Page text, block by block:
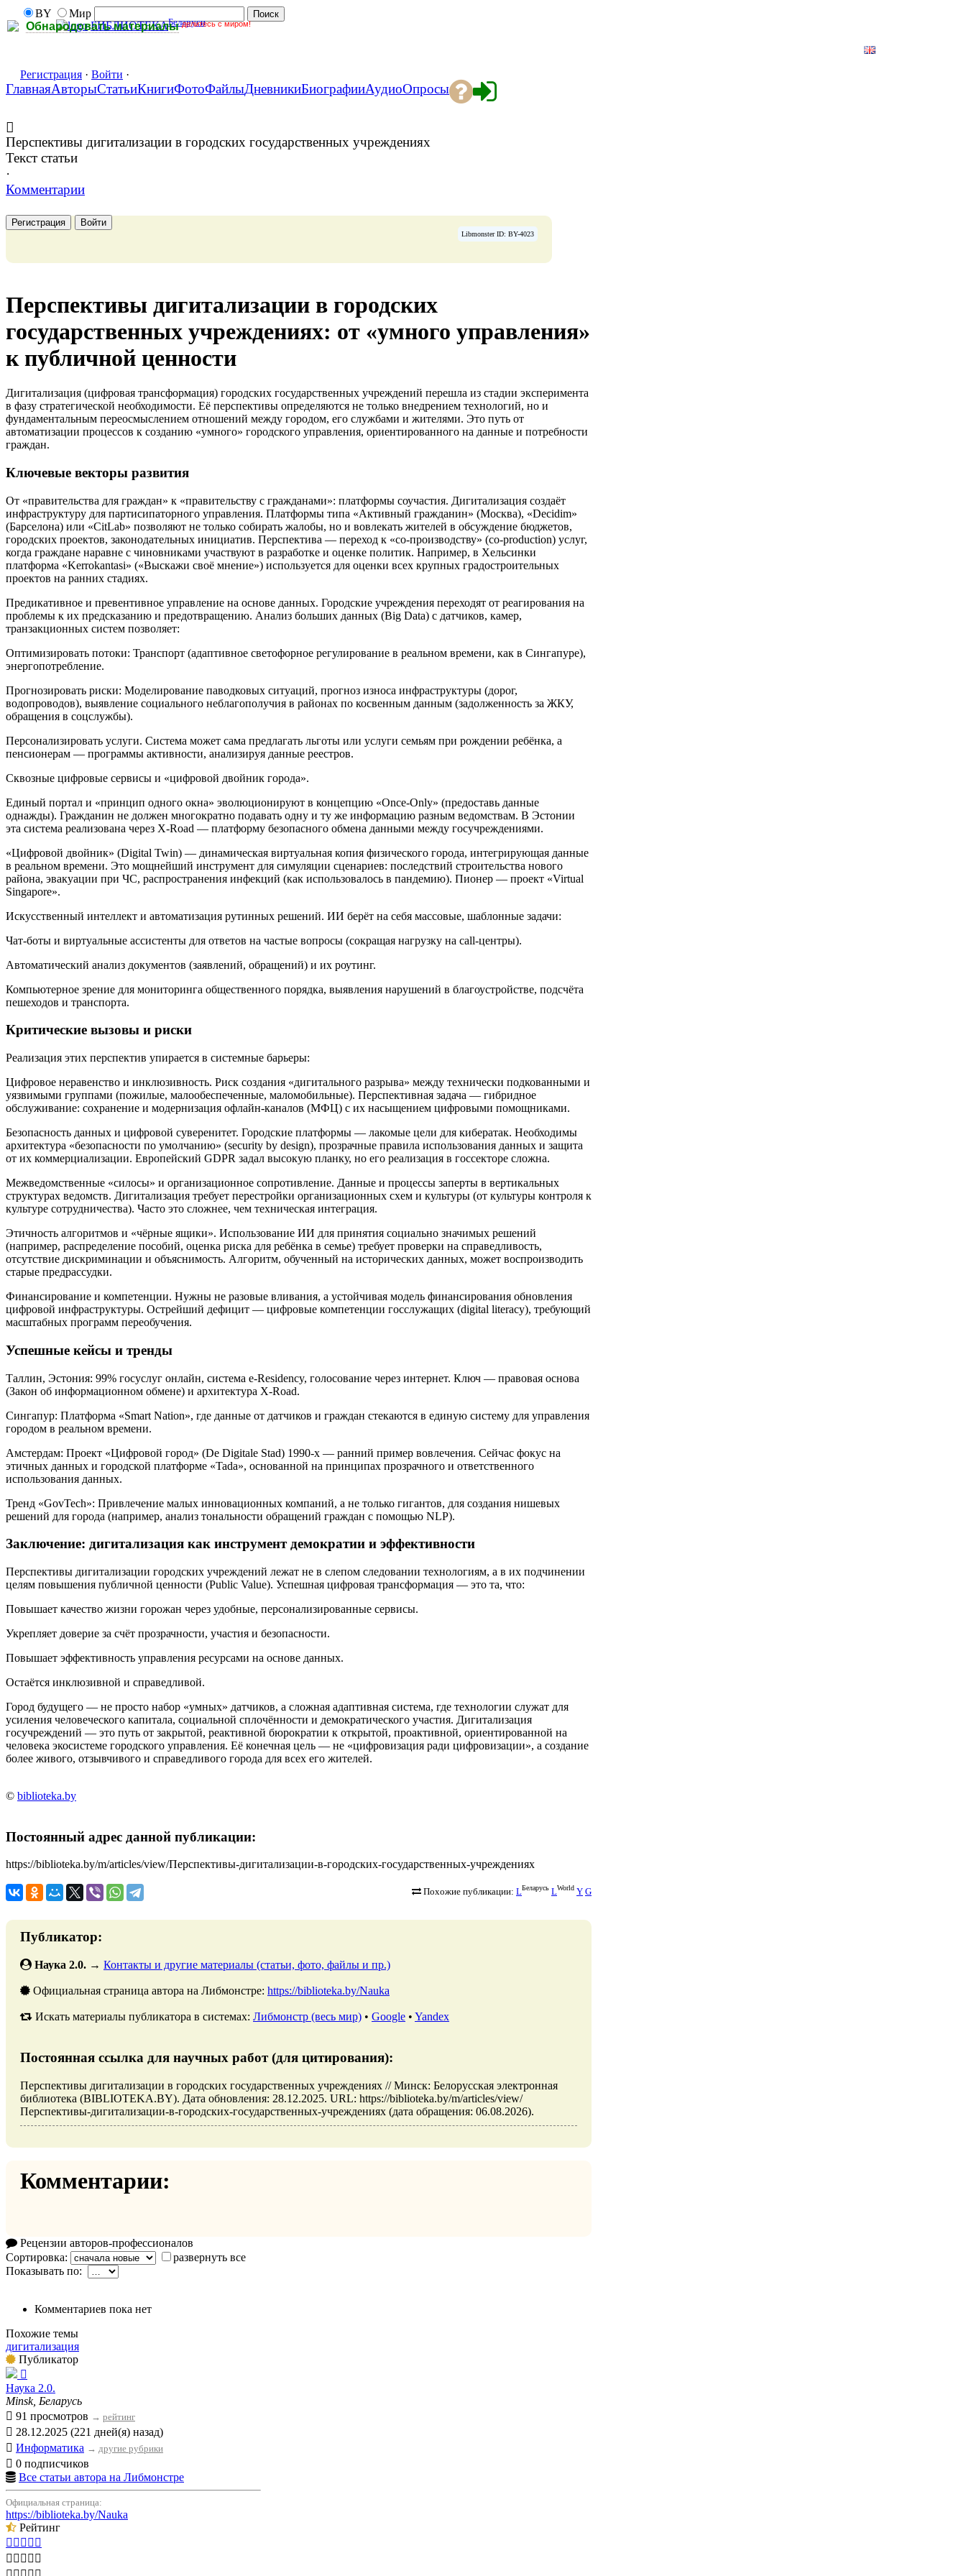
Обнародовать материалы делитесь с миром!
BY
Мир
БИБЛИОТЕКАБеларуси
Регистрация · Войти ·
ГлавнаяАвторыСтатьиКнигиФотоФайлыДневникиБиографииАудиоОпросы
Перспективы дигитализации в городских государственных учреждениях
Текст статьи
·
Комментарии
Регистрация Войти
Libmonster ID: BY-4023
Перспективы дигитализации в городских
государственных учреждениях: от «умного управления»
к публичной ценности
Дигитализация (цифровая трансформация) городских государственных учреждений перешла из стадии эксперимента
в фазу стратегической необходимости. Её перспективы определяются не только внедрением технологий, но и
фундаментальным переосмыслением отношений между городом, его службами и жителями. Это путь от
автоматизации процессов к созданию «умного» городского управления, ориентированного на данные и потребности
граждан.
Ключевые векторы развития
От «правительства для граждан» к «правительству с гражданами»: платформы соучастия. Дигитализация создаёт
инфраструктуру для партисипаторного управления. Платформы типа «Активный гражданин» (Москва), «Decidim»
(Барселона) или «CitLab» позволяют не только собирать жалобы, но и вовлекать жителей в обсуждение бюджетов,
городских проектов, законодательных инициатив. Перспектива — переход к «со-производству» (co-production) услуг,
когда граждане наравне с чиновниками участвуют в разработке и оценке политик. Например, в Хельсинки
платформа «Kerrokantasi» («Выскажи своё мнение») используется для оценки всех крупных градостроительных
проектов на ранних стадиях.
Предикативное и превентивное управление на основе данных. Городские учреждения переходят от реагирования на
проблемы к их предсказанию и предотвращению. Анализ больших данных (Big Data) с датчиков, камер,
транзакционных систем позволяет:
Оптимизировать потоки: Транспорт (адаптивное светофорное регулирование в реальном времени, как в Сингапуре),
энергопотребление.
Прогнозировать риски: Моделирование паводковых ситуаций, прогноз износа инфраструктуры (дорог,
водопроводов), выявление социального неблагополучия в районах по косвенным данным (задолженность за ЖКУ,
обращения в соцслужбы).
Персонализировать услуги. Система может сама предлагать льготы или услуги семьям при рождении ребёнка, а
пенсионерам — программы активности, анализируя данные реестров.
Сквозные цифровые сервисы и «цифровой двойник города».
Единый портал и «принцип одного окна» эволюционируют в концепцию «Once-Only» (предоставь данные
однажды). Гражданин не должен многократно подавать одну и ту же информацию разным ведомствам. В Эстонии
эта система реализована через X-Road — платформу безопасного обмена данными между госучреждениями.
«Цифровой двойник» (Digital Twin) — динамическая виртуальная копия физического города, интегрирующая данные
в реальном времени. Это мощнейший инструмент для симуляции сценариев: последствий строительства нового
района, эвакуации при ЧС, распространения инфекций (как использовалось в пандемию). Пионер — проект «Virtual
Singapore».
Искусственный интеллект и автоматизация рутинных решений. ИИ берёт на себя массовые, шаблонные задачи:
Чат-боты и виртуальные ассистенты для ответов на частые вопросы (сокращая нагрузку на call-центры).
Автоматический анализ документов (заявлений, обращений) и их роутинг.
Компьютерное зрение для мониторинга общественного порядка, выявления нарушений в благоустройстве, подсчёта
пешеходов и транспорта.
Критические вызовы и риски
Реализация этих перспектив упирается в системные барьеры:
Цифровое неравенство и инклюзивность. Риск создания «дигитального разрыва» между технически подкованными и
уязвимыми группами (пожилые, малообеспеченные, маломобильные). Перспективная задача — гибридное
обслуживание: сохранение и модернизация офлайн-каналов (МФЦ) с их насыщением цифровыми помощниками.
Безопасность данных и цифровой суверенитет. Городские платформы — лакомые цели для кибератак. Необходимы
архитектура «безопасности по умолчанию» (security by design), прозрачные правила использования данных и защита
от их коммерциализации. Европейский GDPR задал высокую планку, но его реализация в госсекторе сложна.
Межведомственные «силосы» и организационное сопротивление. Данные и процессы заперты в вертикальных
структурах ведомств. Дигитализация требует перестройки организационных схем и культуры (от культуры контроля к
культуре сотрудничества). Часто это сложнее, чем техническая интеграция.
Этичность алгоритмов и «чёрные ящики». Использование ИИ для принятия социально значимых решений
(например, распределение пособий, оценка риска для ребёнка в семье) требует проверки на справедливость,
отсутствие дискриминации и объяснимость. Алгоритм, обученный на исторических данных, может воспроизводить
старые предрассудки.
Финансирование и компетенции. Нужны не разовые вливания, а устойчивая модель финансирования обновления
цифровой инфраструктуры. Острейший дефицит — цифровые компетенции госслужащих (digital literacy), требующий
масштабных программ переобучения.
Успешные кейсы и тренды
Таллин, Эстония: 99% госуслуг онлайн, система e-Residency, голосование через интернет. Ключ — правовая основа
(Закон об информационном обмене) и архитектура X-Road.
Сингапур: Платформа «Smart Nation», где данные от датчиков и граждан стекаются в единую систему для управления
городом в реальном времени.
Амстердам: Проект «Цифровой город» (De Digitale Stad) 1990-х — ранний пример вовлечения. Сейчас фокус на
этичных данных и городской платформе «Tada», основанной на принципах прозрачного и ответственного
использования данных.
Тренд «GovTech»: Привлечение малых инновационных компаний, а не только гигантов, для создания нишевых
решений для города (например, анализ тональности обращений граждан с помощью NLP).
Заключение: дигитализация как инструмент демократии и эффективности
Перспективы дигитализации городских учреждений лежат не в слепом следовании технологиям, а в их подчинении
целям повышения публичной ценности (Public Value). Успешная цифровая трансформация — это та, что:
Повышает качество жизни горожан через удобные, персонализированные сервисы.
Укрепляет доверие за счёт прозрачности, участия и безопасности.
Повышает эффективность управления ресурсами на основе данных.
Остаётся инклюзивной и справедливой.
Город будущего — не просто набор «умных» датчиков, а сложная адаптивная система, где технологии служат для
усиления человеческого капитала, социальной сплочённости и демократического участия. Дигитализация
госучреждений — это путь от закрытой, реактивной бюрократии к открытой, проактивной, ориентированной на
человека экосистеме городского управления. Её конечная цель — не «цифровизация ради цифровизации», а создание
более живого, отзывчивого и справедливого города для всех его жителей.
© biblioteka.by
Постоянный адрес данной публикации:
https://biblioteka.by/m/articles/view/Перспективы-дигитализации-в-городских-государственных-учреждениях
Похожие публикации: LБеларусь LWorld Y G
Публикатор:
Наука 2.0. → Контакты и другие материалы (статьи, фото, файлы и пр.)
Официальная страница автора на Либмонстре: https://biblioteka.by/Nauka
Искать материалы публикатора в системах: Либмонстр (весь мир) • Google • Yandex
Постоянная ссылка для научных работ (для цитирования):
Перспективы дигитализации в городских государственных учреждениях // Минск: Белорусская электронная
библиотека (BIBLIOTEKA.BY). Дата обновления: 28.12.2025. URL: https://biblioteka.by/m/articles/view/
Перспективы-дигитализации-в-городских-государственных-учреждениях (дата обращения: 06.08.2026).
Комментарии:
Рецензии авторов-профессионалов
Сортировка:
развернуть все
Показывать по:
Комментариев пока нет
Похожие темы
дигитализация
Публикатор
Наука 2.0.
Minsk, Беларусь
91 просмотров → рейтинг
28.12.2025 (221 дней(я) назад)
Информатика → другие рубрики
0 подписчиков
Все статьи автора на Либмонстре
Официальная страница:
https://biblioteka.by/Nauka
Рейтинг
    